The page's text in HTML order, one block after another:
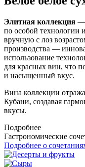
Элитная коллекция —
по особой технологии
вручную с лоз
производства —
использование
для красных вин, что
и насыщенный вкус.
Вина коллекции
Кубани, создавая
вкусы.
Подробнее
Гастрономические
Подробнее о